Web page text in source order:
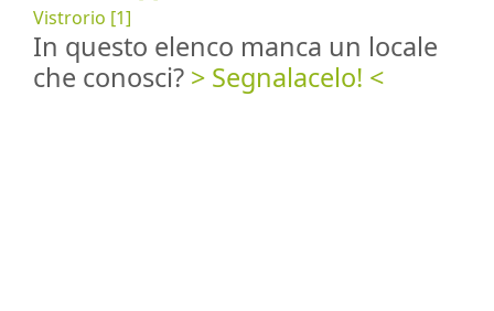
Vistrorio [1]
In questo elenco manca un locale
che conosci? > Segnalacelo! <